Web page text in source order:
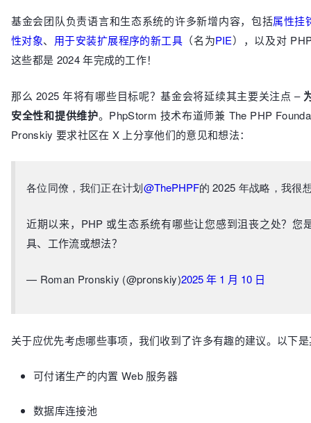
基金会团队负责语言和生态系统的许多新增内容，包括属性挂
性对象、 用于安装扩展程序的新工具 （名为PIE），以及对
这些都是 2024 年完成的工作！
那么 2025 年将有哪些目标呢？基金会将延续其主要关注点 –
安全性和提供维护。PhpStorm 技术布道师兼 The PHP
Pronskiy 要求社区在 X 上分享他们的意见和想法：
各位同僚，我们正在计划@ThePHPF的 2025 年战略，我很
近期以来，PHP 或生态系统有哪些让您感到沮丧之处？您
具、工作流或想法？
— Roman Pronskiy (@pronskiy)2025 年 1 月 10 日
关于应优先考虑哪些事项，我们收到了许多有趣的建议。以下
可付诸生产的内置 Web 服务器
数据库连接池